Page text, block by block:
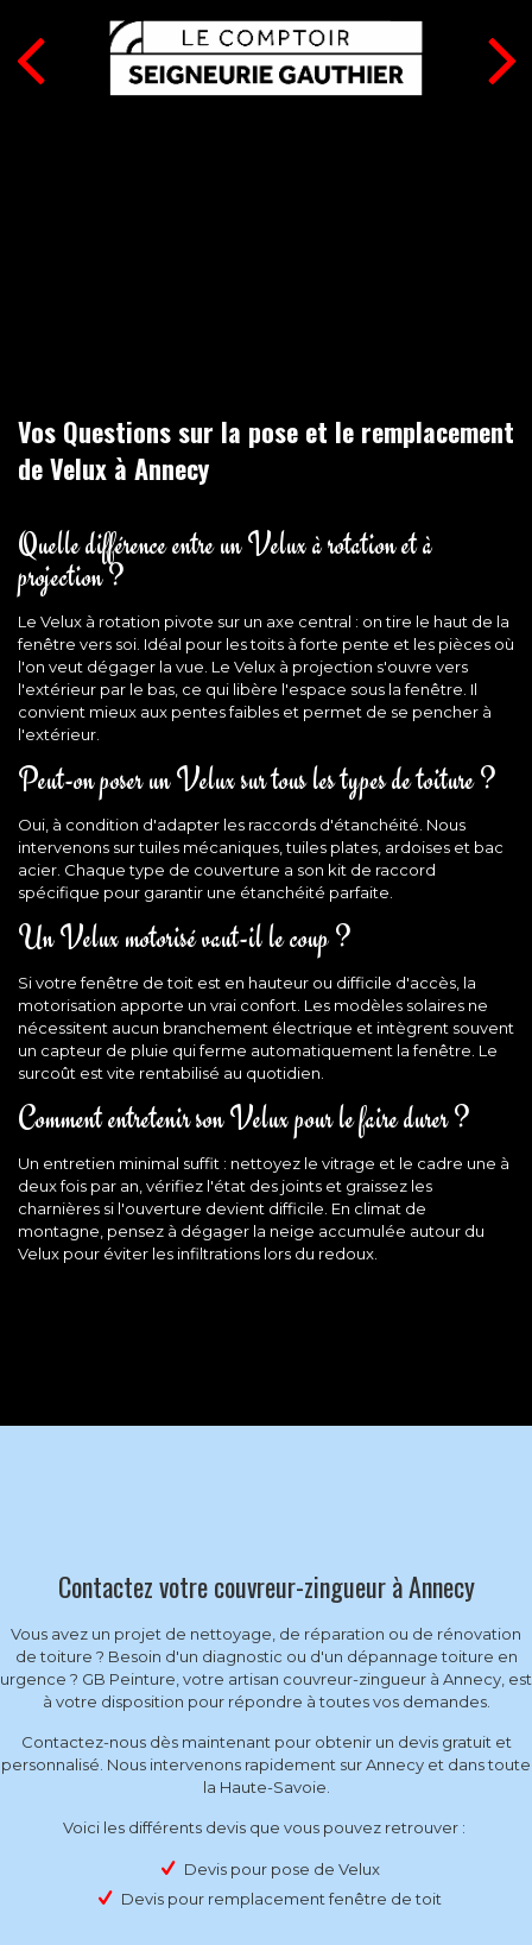
Vos Questions sur la pose et le remplacement
de Velux à Annecy
Quelle différence entre un Velux à rotation et à
projection ?
Le Velux à rotation pivote sur un axe central : on tire le haut de la
fenêtre vers soi. Idéal pour les toits à forte pente et les pièces où
l'on veut dégager la vue. Le Velux à projection s'ouvre vers
l'extérieur par le bas, ce qui libère l'espace sous la fenêtre. Il
convient mieux aux pentes faibles et permet de se pencher à
l'extérieur.
Peut-on poser un Velux sur tous les types de toiture ?
Oui, à condition d'adapter les raccords d'étanchéité. Nous
intervenons sur tuiles mécaniques, tuiles plates, ardoises et bac
acier. Chaque type de couverture a son kit de raccord
spécifique pour garantir une étanchéité parfaite.
Un Velux motorisé vaut-il le coup ?
Si votre fenêtre de toit est en hauteur ou difficile d'accès, la
motorisation apporte un vrai confort. Les modèles solaires ne
nécessitent aucun branchement électrique et intègrent souvent
un capteur de pluie qui ferme automatiquement la fenêtre. Le
surcoût est vite rentabilisé au quotidien.
Comment entretenir son Velux pour le faire durer ?
Un entretien minimal suffit : nettoyez le vitrage et le cadre une à
deux fois par an, vérifiez l'état des joints et graissez les
charnières si l'ouverture devient difficile. En climat de
montagne, pensez à dégager la neige accumulée autour du
Velux pour éviter les infiltrations lors du redoux.
Contactez votre couvreur-zingueur à Annecy
Vous avez un projet de nettoyage, de réparation ou de rénovation
de toiture ? Besoin d'un diagnostic ou d'un dépannage toiture en
urgence ? GB Peinture, votre artisan couvreur-zingueur à Annecy, est
à votre disposition pour répondre à toutes vos demandes.
Contactez-nous dès maintenant pour obtenir un devis gratuit et
personnalisé. Nous intervenons rapidement sur Annecy et dans toute
la Haute-Savoie.
Voici les différents devis que vous pouvez retrouver :
Devis pour pose de Velux
Devis pour remplacement fenêtre de toit